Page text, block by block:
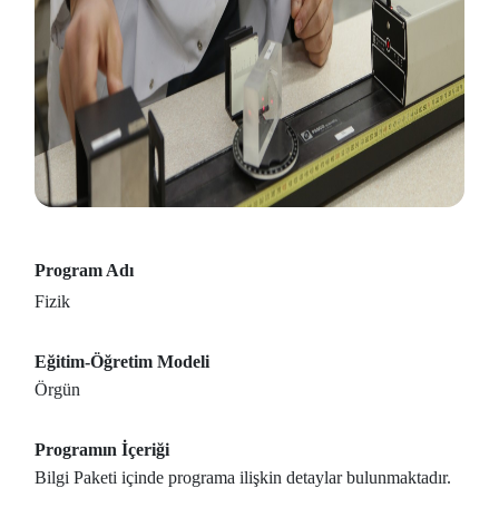
Program Adı
Fizik
Eğitim-Öğretim Modeli
Örgün
Programın İçeriği
Bilgi Paketi içinde programa ilişkin detaylar bulunmaktadır.